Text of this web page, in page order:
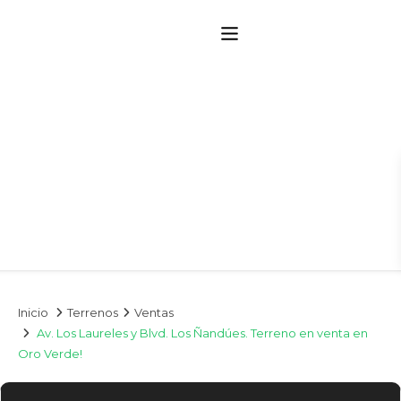
Inicio Terrenos
Ventas
Av. Los Laureles y Blvd. Los Ñandúes. Terreno en venta en
Oro Verde!